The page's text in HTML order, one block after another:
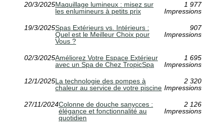
20/3/2025Maquillage lumineux : misez sur
les enlumineurs à petits prix
1 977
Impressions
19/3/2025Spas Extérieurs vs. Intérieurs :
Quel est le Meilleur Choix pour
Vous ?
907
Impressions
02/3/2025Améliorez Votre Espace Extérieur
avec un Spa de Chez TropicSpa
1 695
Impressions
12/1/2025La technologie des pompes à
chaleur au service de votre piscine
2 320
Impressions
27/11/2024Colonne de douche sanycces :
élégance et fonctionnalité au
quotidien
2 126
Impressions